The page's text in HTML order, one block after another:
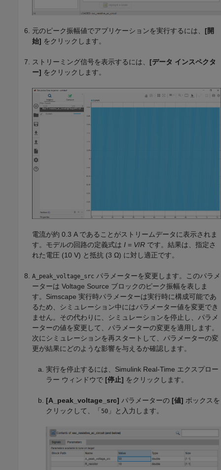
元のピーク振幅値でアプリケーションを実行するには、 [開
始] をクリックします。
ストリーミング信号を表示するには、 [データ インスペクタ
ー] をクリックします。
電流が約 0.3 A であることがストリームデータに表示されま
す。モデルの回路の定義式は I = V/R です。結果は、指定さ
れた電圧 (10 V) と抵抗 (3 Ω) に対し適正です。
A_peak_voltage_src パラメーターを変更します。このパラメ
ーターは Voltage Source ブロックのピーク振幅を表しま
す。Simscape 実行時パラメーターは実行時に構成可能であ
るため、シミュレーション中にはパラメーター値を変更でき
ません。その代わりに、シミュレーションを停止し、パラメ
ーターの値を変更して、パラメーターの変更を適用します。
次にシミュレーションを再スタートして、パラメーターの変
更が結果にどのような影響を与えるか確認します。
実行を停止するには、 Simulink Real-Time エクスプロー
ラー ウィンドウで [停止] をクリックします。
[A_peak_voltage_src] パラメーターの [値] ボックスを
クリックして、「 50 」と入力します。